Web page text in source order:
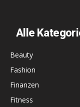
Alle
Beauty
Fashion
Finanzen
Fitness